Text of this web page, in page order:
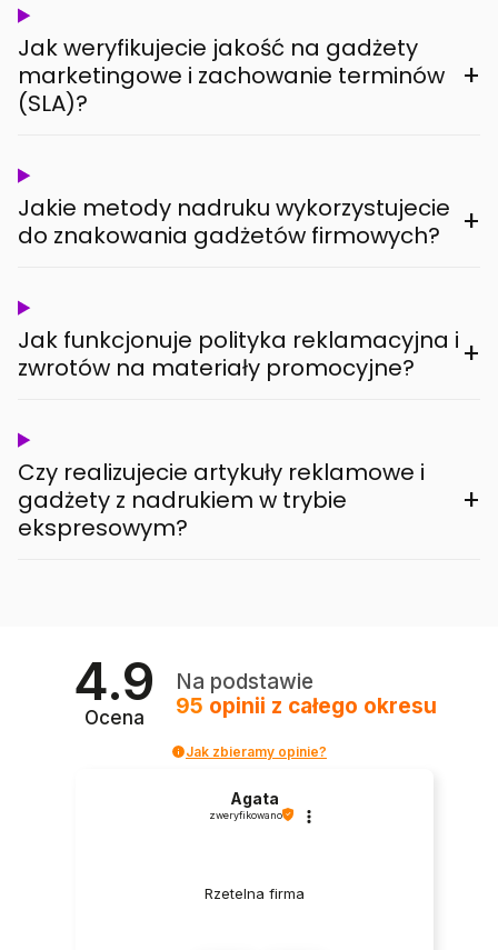
Jak weryfikujecie jakość na gadżety
marketingowe i zachowanie terminów
(SLA)?
+
Jakie metody nadruku wykorzystujecie
do znakowania gadżetów firmowych?
+
Jak funkcjonuje polityka reklamacyjna i
zwrotów na materiały promocyjne?
+
Czy realizujecie artykuły reklamowe i
gadżety z nadrukiem w trybie
ekspresowym?
+
4.9
Ocena
Na podstawie
95 opinii z całego okresu
Jak zbieramy opinie?
Agata
zweryfikowano
Rzetelna firma